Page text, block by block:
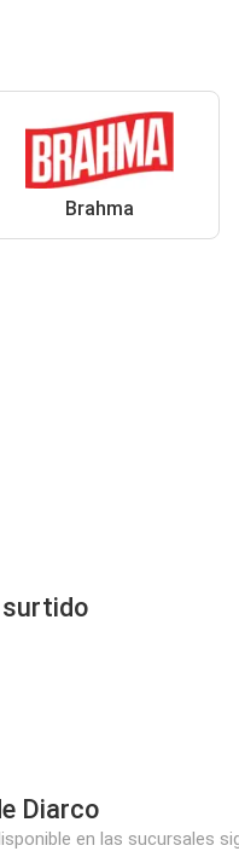
Brahma
surtido
Diarco
en las sucursales